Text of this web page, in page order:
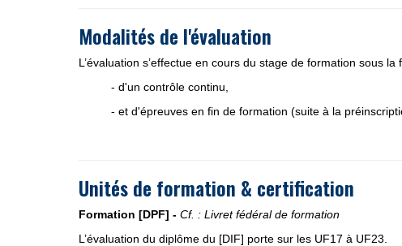
Modalités de l'évaluation
L’évaluation s’effectue en cours du stage de formation sous la
- d'un contrôle continu,
- et d'épreuves en fin de formation (suite à la
Unités de formation & certification
Formation [DPF] - Cf. : Livret fédéral de formation
L’évaluation du diplôme du [DIF] porte sur les UF17 à UF23.